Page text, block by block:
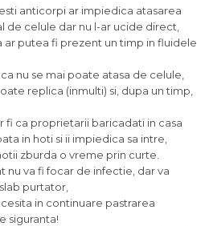
anticorpi ar impiedica atasarea
de celule dar nu l-ar ucide direct,
ar putea fi prezent un timp in fluidele
nu se mai poate atasa de celule,
replica (inmulti) si, dupa un timp,
fi ca proprietarii baricadati in casa
in hoti si ii impiedica sa intre,
zburda o vreme prin curte.
nu va fi focar de infectie, dar va
purtator,
in continuare pastrarea
siguranta!